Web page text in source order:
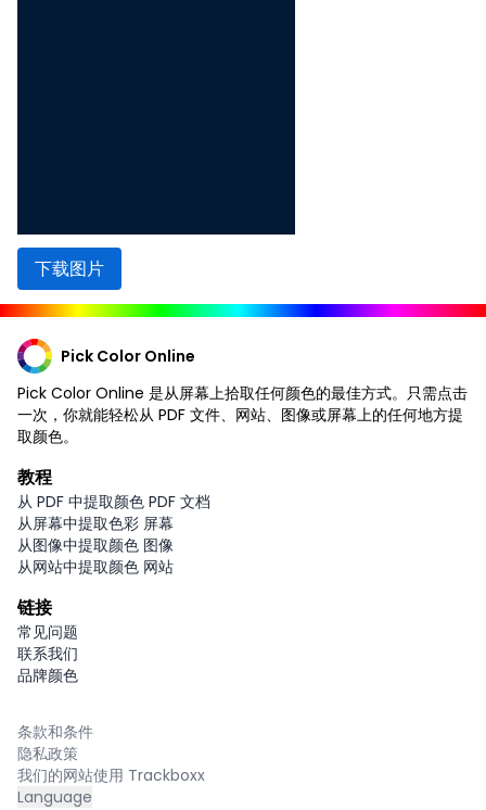
下载图片
Pick Color Online
Pick Color Online 是从屏幕上拾取任何颜色的最佳方式。只需点击
一次，你就能轻松从 PDF 文件、网站、图像或屏幕上的任何地方提
取颜色。
教程
从 PDF 中提取颜色 PDF 文档
从屏幕中提取色彩 屏幕
从图像中提取颜色 图像
从网站中提取颜色 网站
链接
常见问题
联系我们
品牌颜色
条款和条件
隐私政策
我们的网站使用 Trackboxx
Language